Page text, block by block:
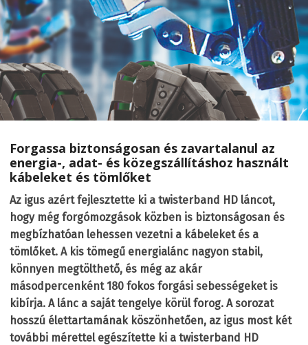
Forgassa biztonságosan és zavartalanul az
energia-, adat- és közegszállításhoz használt
kábeleket és tömlőket
Az igus azért fejlesztette ki a twisterband HD láncot,
hogy még forgómozgások közben is biztonságosan és
megbízhatóan lehessen vezetni a kábeleket és a
tömlőket. A kis tömegű energialánc nagyon stabil,
könnyen megtölthető, és még az akár
másodpercenként 180 fokos forgási sebességeket is
kibírja. A lánc a saját tengelye körül forog. A sorozat
hosszú élettartamának köszönhetően, az igus most két
további mérettel egészítette ki a twisterband HD